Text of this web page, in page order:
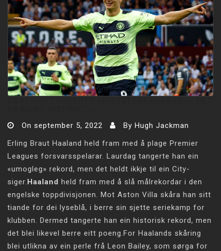
On september 5, 2022 By Hugh Jackman
Erling Braut Haaland held fram med å plage Premier
Leagues forsvarsspelarar. Laurdag tangerte han ein
«umogleg» rekord, men det heldt ikkje til ein City-
siger.Haaland held fram med å slå målrekordar i den
engelske toppdivisjonen. Mot Aston Villa skåra han sitt
tiande for dei lyseblå, i berre sin sjette seriekamp for
klubben. Dermed tangerte han ein historisk rekord, men
det blei likevel berre eitt poeng.For Haalands skåring
blei utlikna av ein perle frå Leon Bailey, som sørga for